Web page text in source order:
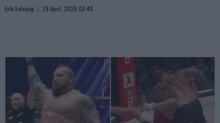
Erik Solvang 29 April, 2025 08:40